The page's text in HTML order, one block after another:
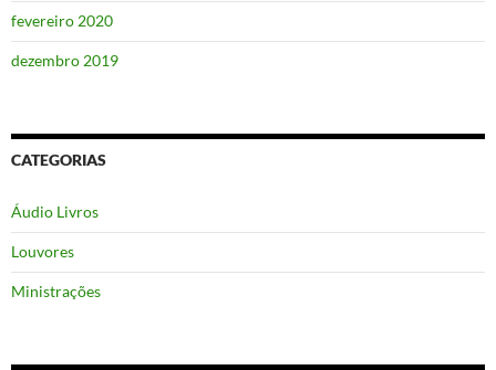
fevereiro 2020
dezembro 2019
CATEGORIAS
Áudio Livros
Louvores
Ministrações